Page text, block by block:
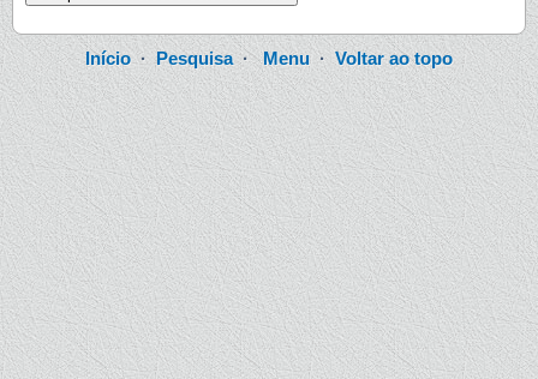
Início·Pesquisa·Menu ·Voltar ao topo